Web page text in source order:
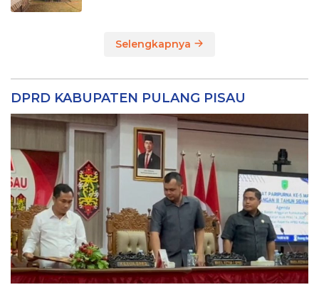
Selengkapnya
DPRD KABUPATEN PULANG PISAU